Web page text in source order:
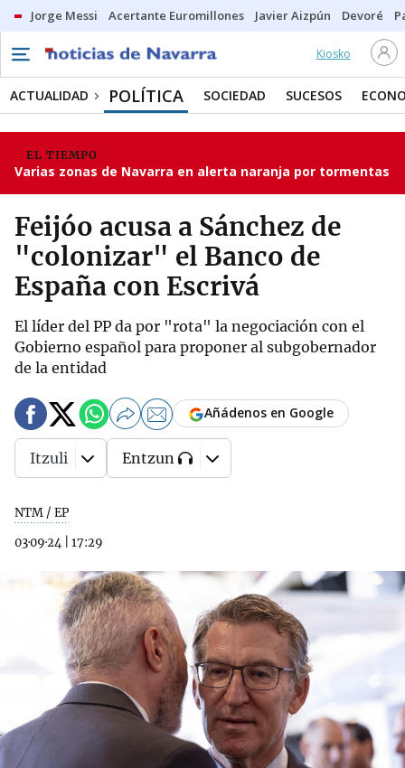
Jorge Messi Acertante Euromillones Javier Aizpún Devoré
Kiosko
ACTUALIDAD POLÍTICA SOCIEDAD SUCESOS
EL TIEMPO
Varias zonas de Navarra en alerta naranja por tormentas
Feijóo acusa a Sánchez de
"colonizar" el Banco de
España con Escrivá
El líder del PP da por "rota" la negociación con el
Gobierno español para proponer al subgobernador
de la entidad
NTM / EP
03·09·24
17:29
Añádenos en Google
Itzuli Entzun